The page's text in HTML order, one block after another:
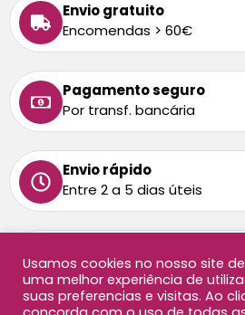
Envio gratuito
Encomendas > 60€
Pagamento seguro
Por transf. bancária
Envio rápido
Entre 2 a 5 dias úteis
Ligue-nos: 213 872 458
Chamada para rede
Usamos cookies no nosso site
uma melhor experiência de
suas preferencias e visitas. Ao